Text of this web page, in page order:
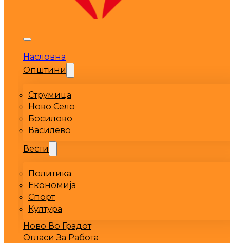
Насловна
Општини
Струмица
Ново Село
Босилово
Василево
Вести
Политика
Економија
Спорт
Култура
Ново Во Градот
Огласи За Работа